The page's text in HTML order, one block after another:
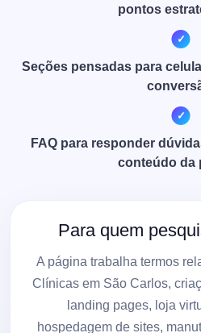
pontos
Seções pensadas para
FAQ para responder
conteúdo da
Para quem
A página trabalha termos
Clínicas em São Carlos,
landing pages, loja
hospedagem de sites,